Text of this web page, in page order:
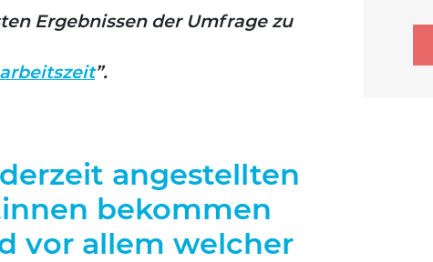
Ergeb­nis­sen der Umfra­ge zu
”.
angestellten
bekommen
vor allem welcher